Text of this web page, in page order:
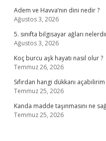
Adem ve Havva’nın dini nedir ?
Ağustos 3, 2026
5. sınıfta bilgisayar ağları
Ağustos 3, 2026
Koç burcu aşk hayatı nasıl olur ?
Temmuz 26, 2026
Sıfırdan hangi dükkanı açabilirim
Temmuz 25, 2026
Kanda madde taşınmasını ne
Temmuz 25, 2026